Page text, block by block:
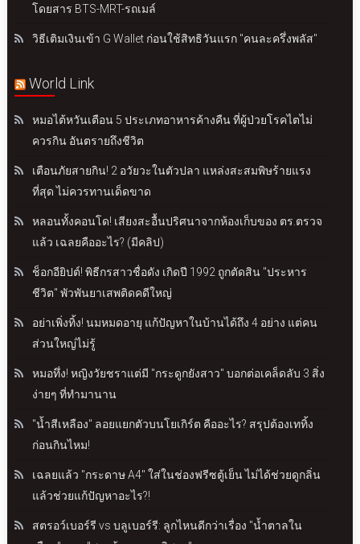
โดยสาร BTS-MRT-รถเมล์
วิธีเติมเงินเข้า G Wallet ก่อนใช้สิทธิวันแรก "คนละครึ่งพลัส"
World Link
หมอไต้หวันเตือน 5 ประเภทอาหารค้างคืน ที่ผู้ป่วยโรคไตไม่
ควรกิน อันตรายถึงชีวิต
เตือนภัยสายกิน! 2 อวัยวะในตัวปลา แหล่งสะสมพิษร้ายแรง
ที่สุด ไม่ควรทานเด็ดขาด
หลอนทั้งคอนโด! เสียงสะอื้นปริศนาจากห้องเก็บของ ตร.ตรวจ
แล้ว เฉลยคืออะไร? (มีคลิป)
ช็อกอียิปต์! พิธีกรสาวชื่อดัง เกิดปี 1992 ถูกตัดสิน "ประหาร
ชีวิต" พัวพันยาเสพติดคดีใหญ่
อย่าเพิ่งทิ้ง! นมหมดอายุ แก้ปัญหาในบ้านได้ถึง 4 อย่าง แต่คน
ส่วนใหญ่ไม่รู้
หมอทึ่ง! หญิงวัยชราแต่มี "กระดูกยังสาว" บอกต่อเคล็ดลับ 3 สิ่ง
ง่ายๆ ที่ทำมานาน
"น้ำสีเหลือง" ลอยแยกตัวบนโยเกิร์ต คืออะไร? สรุปต้องเททิ้ง
ก่อนกินไหม!
เฉลยแล้ว "กระดาษ A4" ใส่ในช่องฟรีซตู้เย็น ไม่ได้ช่วยดูกลิ่น
แล้วช่วยแก้ปัญหาอะไร?!
สตรอว์เบอร์รี vs บลูเบอร์รี: ลูกไหนดีกว่าเรื่อง "น้ำตาลใน